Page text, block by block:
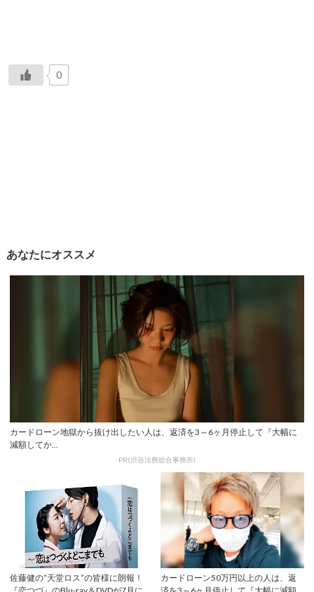
0
あなたにオススメ
カードローン地獄から抜け出したい人は、返済を3～6ヶ月停止して『大幅に
減額してか...
PR(渋谷法務総合事務所)
佐藤健の“天堂ロス”の皆様に朗報！
カードローン50万円以上の人は、返